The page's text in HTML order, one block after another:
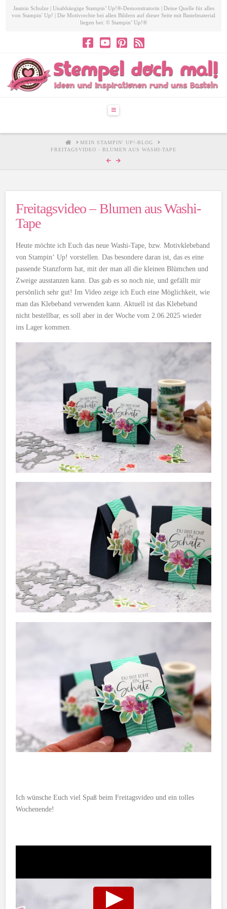
Jasmin Schulze | Unabhängige Stampin’ Up!®-Demonstratorin | Deine Quelle für alles
von Stampin' Up! | Die Motivrechte bei allen Bildern auf dieser Seite mit Bastelmaterial
liegen bei: © Stampin’ Up!®
Navigation
HOMEMEIN STAMPIN' UP!-BLOG
FREITAGSVIDEO - BLUMEN AUS WASHI-TAPE
Freitagsvideo – Blumen aus Washi-
Tape
Heute möchte ich Euch das neue Washi-Tape, bzw. Motivklebeband
von Stampin‘ Up! vorstellen. Das besondere daran ist, das es eine
passende Stanzform hat, mit der man all die kleinen Blümchen und
Zweige ausstanzen kann. Das gab es so noch nie, und gefällt mir
persönlich sehr gut! Im Video zeige ich Euch eine Möglichkeit, wie
man das Klebeband verwenden kann. Aktuell ist das Klebeband
nicht bestellbar, es soll aber in der Woche vom 2.06.2025 wieder
ins Lager kommen.
Ich wünsche Euch viel Spaß beim Freitagsvideo und ein tolles
Wochenende!